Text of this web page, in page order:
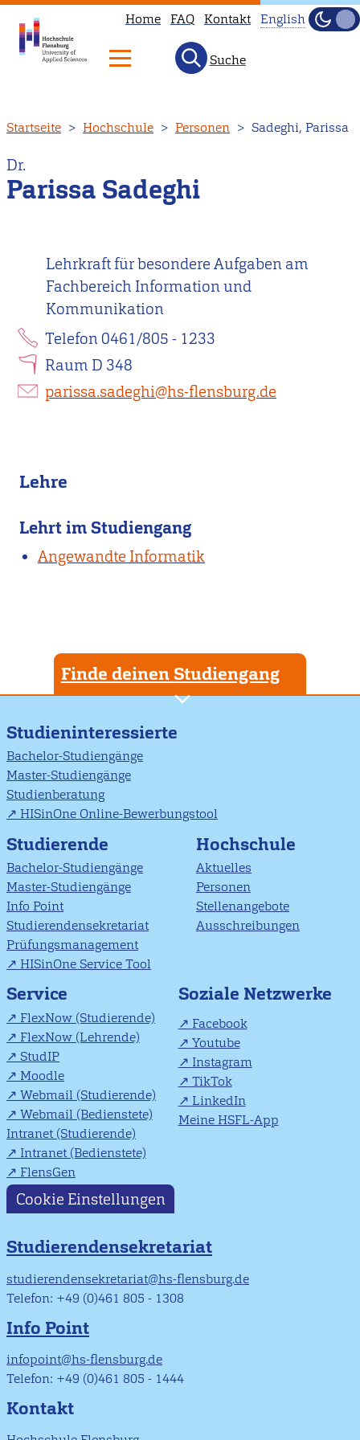
zum
Inhalt
Home FAQ Kontakt
not
our
English
Hell
Suche
Startseite Hochschule Personen Sadeghi, Parissa
Dr.
Parissa Sadeghi
Lehrkraft für besondere Aufgaben am
Fachbereich Information und
Kommunikation
Telefon 0461/805 - 1233
Raum D 348
parissa.sadeghi@hs-flensburg.de
Lehre
Lehrt im Studiengang
Angewandte Informatik
Finde deinen Studiengang
Studieninteressierte
Bachelor-Studiengänge
Master-Studiengänge
Studienberatung
HISinOne Online-Bewerbungstool
Studierende
Bachelor-Studiengänge
Master-Studiengänge
Info Point
Studierendensekretariat
Prüfungsmanagement
HISinOne Service Tool
Hochschule
Aktuelles
Personen
Stellenangebote
Ausschreibungen
Service
FlexNow (Studierende)
FlexNow (Lehrende)
StudIP
Moodle
Webmail (Studierende)
Webmail (Bedienstete)
Intranet (Studierende)
Intranet (Bedienstete)
FlensGen
Soziale Netzwerke
Facebook
Youtube
Instagram
TikTok
LinkedIn
Meine HSFL-App
Cookie Einstellungen
Studierendensekretariat
studierendensekretariat@hs-flensburg.de
Telefon: +49 (0)461 805 - 1308
Info Point
infopoint@hs-flensburg.de
Telefon: +49 (0)461 805 - 1444
Kontakt